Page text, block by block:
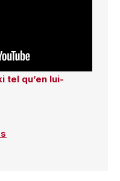
tel qu’en lui-